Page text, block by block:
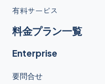
有料サービス
料金プラン一覧
Enterprise
要問合せ